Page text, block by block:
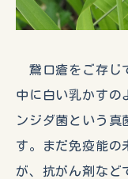
鵞口瘡をご存じ
中に白い乳かすの
ンジダ菌という真
す。まだ免疫能の
が、抗がん剤など